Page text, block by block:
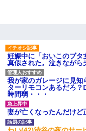
私は家が貧しくて、手に
卒業を控えた年の1月末
妊娠中に「おいこのブタ
真似された。泣きなが
我が家のガレージに見知
ターリモコンあるだろ
時間弱・・・
妻が亡くなったんだけど